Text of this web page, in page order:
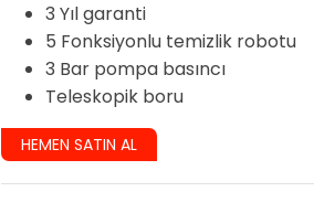
3 Yıl garanti
5 Fonksiyonlu temizlik robotu
3 Bar pompa basıncı
Teleskopik boru
HEMEN SATIN AL